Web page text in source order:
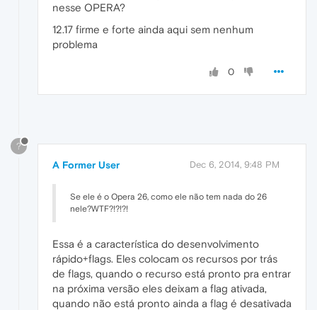
nesse OPERA?
12.17 firme e forte ainda aqui sem nenhum
problema
0
?
A Former User Dec 6, 2014, 9:48 PM
Se ele é o Opera 26, como ele não tem nada do 26
nele?WTF?!?!?!
Essa é a característica do desenvolvimento
rápido+flags. Eles colocam os recursos por trás
de flags, quando o recurso está pronto pra entrar
na próxima versão eles deixam a flag ativada,
quando não está pronto ainda a flag é desativada